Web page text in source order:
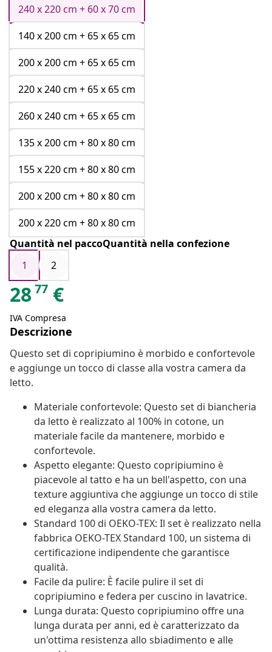
240 x 220 cm + 60 x 70 cm
140 x 200 cm + 65 x 65 cm
200 x 200 cm + 65 x 65 cm
220 x 240 cm + 65 x 65 cm
260 x 240 cm + 65 x 65 cm
135 x 200 cm + 80 x 80 cm
155 x 220 cm + 80 x 80 cm
200 x 200 cm + 80 x 80 cm
200 x 220 cm + 80 x 80 cm
Quantità nel paccoQuantità nella confezione
1
2
2877 €
IVA Compresa
Descrizione
Questo set di copripiumino è morbido e confortevole
e aggiunge un tocco di classe alla vostra camera da
letto.
Materiale confortevole: Questo set di biancheria
da letto è realizzato al 100% in cotone, un
materiale facile da mantenere, morbido e
confortevole.
Aspetto elegante: Questo copripiumino è
piacevole al tatto e ha un bell'aspetto, con una
texture aggiuntiva che aggiunge un tocco di stile
ed eleganza alla vostra camera da letto.
Standard 100 di OEKO-TEX: Il set è realizzato nella
fabbrica OEKO-TEX Standard 100, un sistema di
certificazione indipendente che garantisce
qualità.
Facile da pulire: È facile pulire il set di
copripiumino e federa per cuscino in lavatrice.
Lunga durata: Questo copripiumino offre una
lunga durata per anni, ed è caratterizzato da
un'ottima resistenza allo sbiadimento e alle